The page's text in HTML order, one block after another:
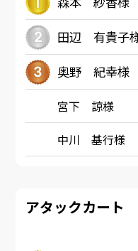
田辺 有貴子
奥野 紀幸様
宮下 諒様
中川 基行様
アタックカート